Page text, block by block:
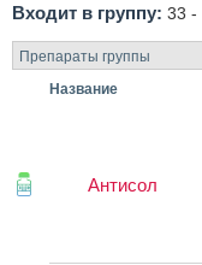
Входит в группу: 33 -
Препараты группы
Название
Антисол